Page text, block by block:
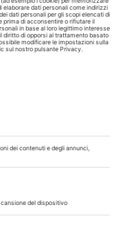
per ricevere la
le notizie del